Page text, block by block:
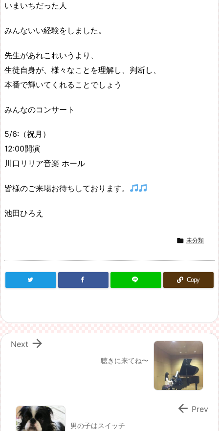
いまいちだった人
みんないい経験をしました。
先生があれこれいうより、
生徒自身が、様々なことを理解し、判断し、
本番で輝いてくれることでしょう
みんなのコンサート
5/6:（祝月）
12:00開演
川口リリア音楽 ホール
皆様のご来場お待ちしております。
池田ひろえ
 未分類
Copy
聴きに来てね〜

Next
男の子はスイッチ
 Prev